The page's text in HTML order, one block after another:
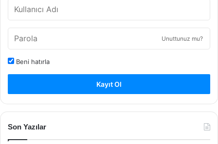
Unuttunuz mu?
Beni hatırla
Kayıt Ol
Son Yazılar